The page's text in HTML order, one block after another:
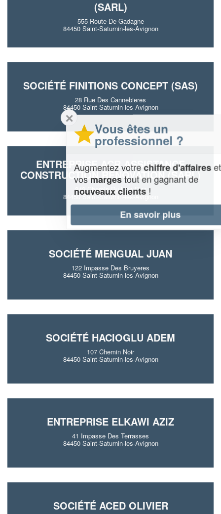
(SARL)
555 Route De Gadagne
84450 Saint-Saturnin-les-Avignon
SOCIÉTÉ FINITIONS CONCEPT (SAS)
28 Rue Des Cannebieres
84450 Saint-Saturnin-les-Avignon
ENTREPRISE ACR ASSISTANCE
CONSTRUCTION RENOVATION (SARL)
342 Chemin Du Lion D’or
84450 Saint-Saturnin-les-Avignon
SOCIÉTÉ MENGUAL JUAN
122 Impasse Des Bruyeres
84450 Saint-Saturnin-les-Avignon
SOCIÉTÉ HACIOGLU ADEM
107 Chemin Noir
84450 Saint-Saturnin-les-Avignon
ENTREPRISE ELKAWI AZIZ
41 Impasse Des Terrasses
84450 Saint-Saturnin-les-Avignon
SOCIÉTÉ ACED OLIVIER
Vous êtes un
professionnel ?
Augmentez votrechiffre d'affaireset
vosmargestout en gagnant de
nouveaux clients!
En savoir plus